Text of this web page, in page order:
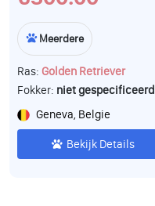
Meerdere
Ras: Golden Retriever
Fokker: niet gespecificeerd
Geneva, Belgie
Bekijk Details